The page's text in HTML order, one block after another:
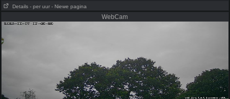
Details - per uur - Niewe pagina
WebCam